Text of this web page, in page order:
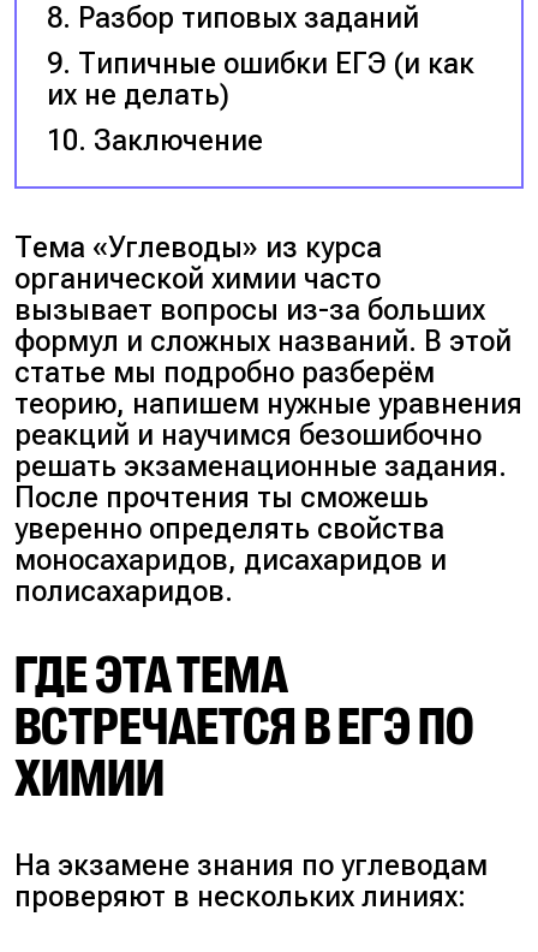
Разбор типовых заданий
Типичные ошибки ЕГЭ (и как
их не делать)
Заключение
Тема «Углеводы» из курса
органической химии часто
вызывает вопросы из-за больших
формул и сложных названий. В этой
статье мы подробно разберём
теорию, напишем нужные уравнения
реакций и научимся безошибочно
решать экзаменационные задания.
После прочтения ты сможешь
уверенно определять свойства
моносахаридов, дисахаридов и
полисахаридов.
ГДЕ ЭТА ТЕМА
ВСТРЕЧАЕТСЯ В ЕГЭ ПО
ХИМИИ
На экзамене знания по углеводам
проверяют в нескольких линиях: